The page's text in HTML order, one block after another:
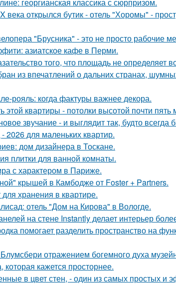
века открылся бутик - отель "Хоромы" -
"Брусника" - это не просто рабочие
азиатское кафе в Перми.
того, что площадь не определяет
из впечатлений о дальних странах,
рояль: когда фактуры важнее декора.
этой квартиры - потолки высотой почти пять
звучание - и выглядит так, будто всегда
2026 для маленьких квартир.
дом дизайнера в Тоскане.
плитки для ванной комнаты.
с характером в Париже.
крышей в Камбодже от Foster + Partners.
хранения в квартире.
отель "Дом на Кирова" в Вологде.
на стене Instantly делает интерьер
помогает разделить пространство на
отражением богемного духа
которая кажется просторнее.
в цвет стен, - один из самых простых и